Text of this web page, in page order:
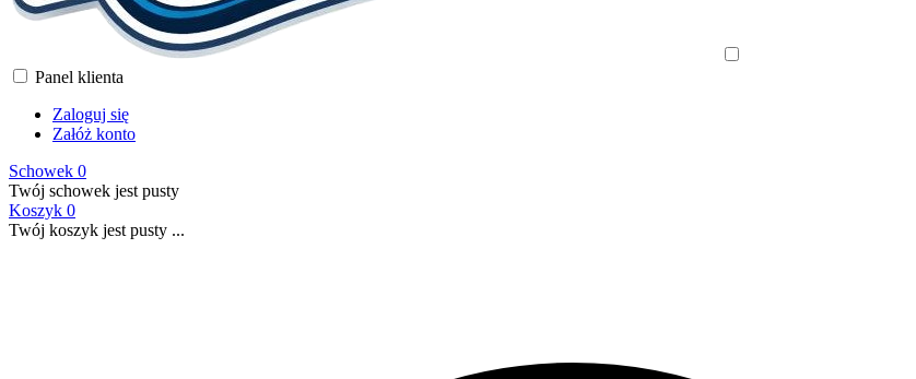
Panel klienta
Zaloguj się
Załóż konto
Schowek 0
Twój schowek jest pusty
Koszyk 0
Twój koszyk jest pusty ...